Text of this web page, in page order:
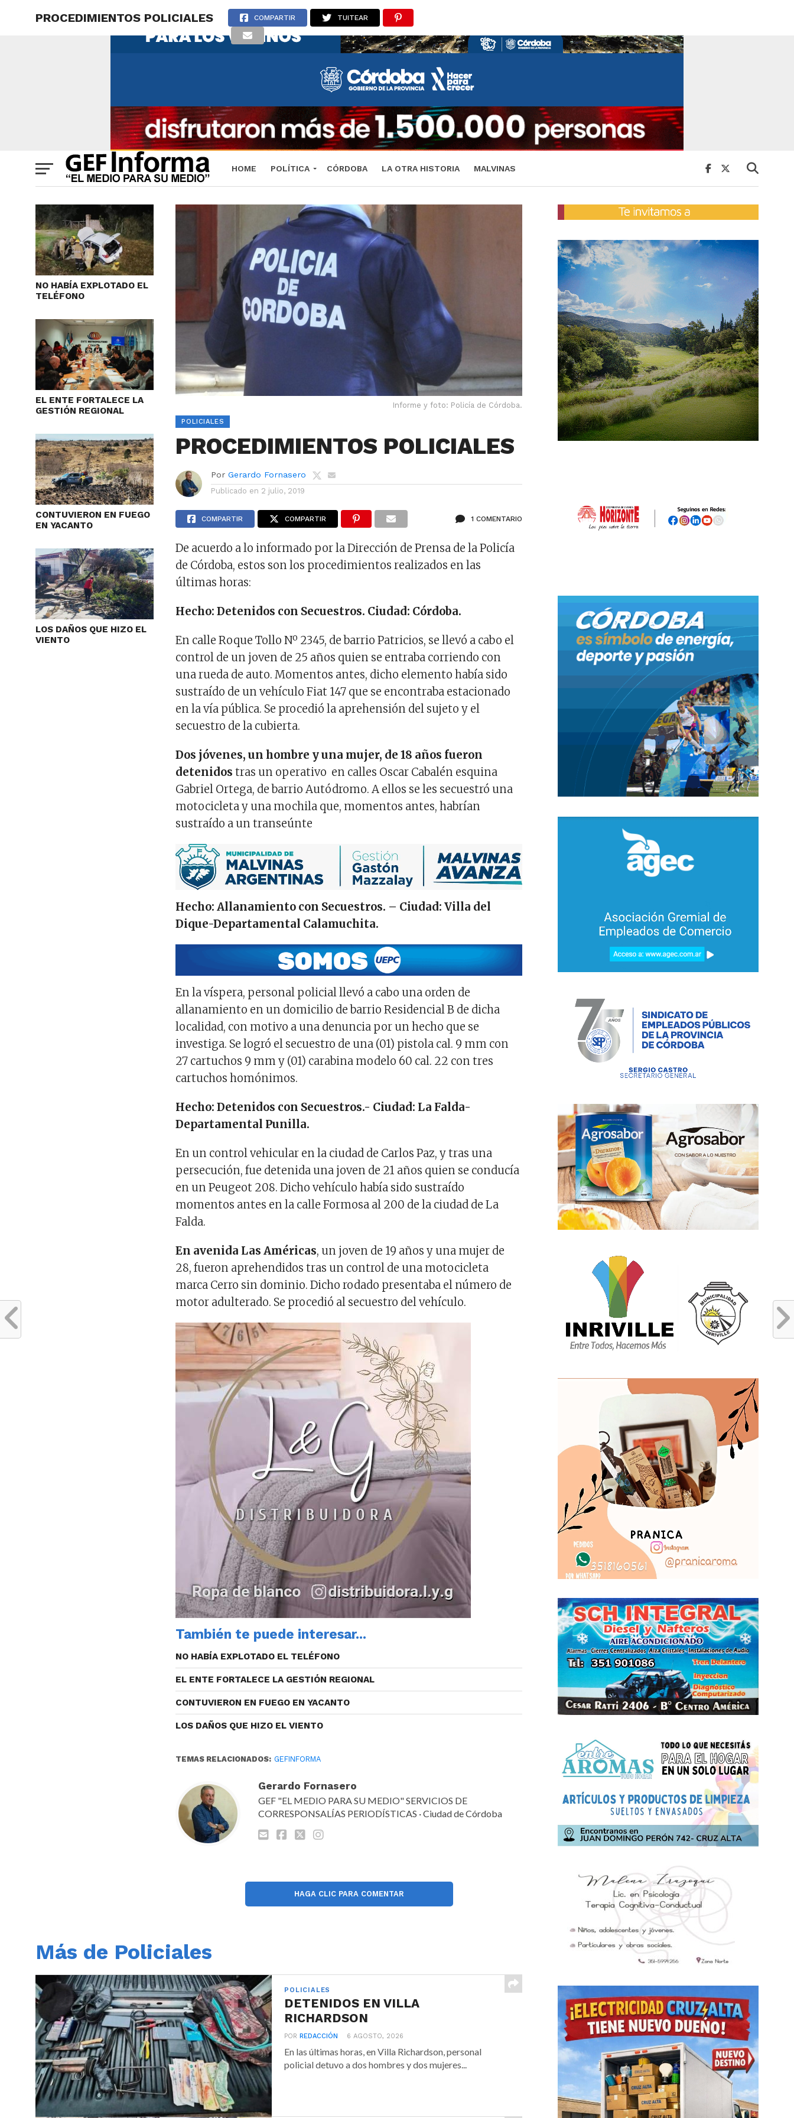
HOME POLÍTICA CÓRDOBA LA OTRA HISTORIA MALVINAS
PROCEDIMIENTOS POLICIALES COMPARTIR TUITEAR
NO HABÍA EXPLOTADO EL
TELÉFONO
EL ENTE FORTALECE LA
GESTIÓN REGIONAL
CONTUVIERON EN FUEGO
EN YACANTO
LOS DAÑOS QUE HIZO EL
VIENTO
Informe y foto: Policía de Córdoba.
POLICIALES
PROCEDIMIENTOS POLICIALES
Por Gerardo Fornasero
Publicado en 2 julio, 2019
COMPARTIR COMPARTIR 1 COMENTARIO
De acuerdo a lo informado por la Dirección de Prensa de la Policía
de Córdoba, estos son los procedimientos realizados en las
últimas horas:
Hecho: Detenidos con Secuestros. Ciudad: Córdoba.
En calle Roque Tollo Nº 2345, de barrio Patricios, se llevó a cabo el
control de un joven de 25 años quien se entraba corriendo con
una rueda de auto. Momentos antes, dicho elemento había sido
sustraído de un vehículo Fiat 147 que se encontraba estacionado
en la vía pública. Se procedió la aprehensión del sujeto y el
secuestro de la cubierta.
Dos jóvenes, un hombre y una mujer, de 18 años fueron
detenidos tras un operativo en calles Oscar Cabalén esquina
Gabriel Ortega, de barrio Autódromo. A ellos se les secuestró una
motocicleta y una mochila que, momentos antes, habrían
sustraído a un transeúnte
Hecho: Allanamiento con Secuestros. – Ciudad: Villa del
Dique-Departamental Calamuchita.
En la víspera, personal policial llevó a cabo una orden de
allanamiento en un domicilio de barrio Residencial B de dicha
localidad, con motivo a una denuncia por un hecho que se
investiga. Se logró el secuestro de una (01) pistola cal. 9 mm con
27 cartuchos 9 mm y (01) carabina modelo 60 cal. 22 con tres
cartuchos homónimos.
Hecho: Detenidos con Secuestros.- Ciudad: La Falda-
Departamental Punilla.
En un control vehicular en la ciudad de Carlos Paz, y tras una
persecución, fue detenida una joven de 21 años quien se conducía
en un Peugeot 208. Dicho vehículo había sido sustraído
momentos antes en la calle Formosa al 200 de la ciudad de La
Falda.
En avenida Las Américas, un joven de 19 años y una mujer de
28, fueron aprehendidos tras un control de una motocicleta
marca Cerro sin dominio. Dicho rodado presentaba el número de
motor adulterado. Se procedió al secuestro del vehículo.
También te puede interesar...
NO HABÍA EXPLOTADO EL TELÉFONO
EL ENTE FORTALECE LA GESTIÓN REGIONAL
CONTUVIERON EN FUEGO EN YACANTO
LOS DAÑOS QUE HIZO EL VIENTO
TEMAS RELACIONADOS: GEFINFORMA
Gerardo Fornasero
GEF "EL MEDIO PARA SU MEDIO" SERVICIOS DE
CORRESPONSALÍAS PERIODÍSTICAS · Ciudad de Córdoba
HAGA CLIC PARA COMENTAR
Más de Policiales
POLICIALES
DETENIDOS EN VILLA
RICHARDSON
PORREDACCIÓN 6 AGOSTO, 2026
En las últimas horas, en Villa Richardson, personal
policial detuvo a dos hombres y dos mujeres...